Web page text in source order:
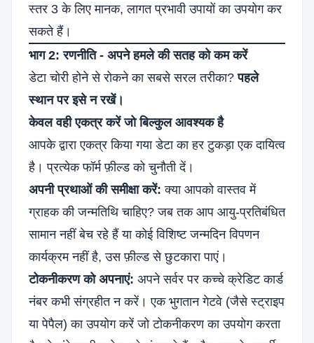
स्तर 3 के लिए मानक, लागत प्रभावी उपायों का उपयोग कर
सकते हैं।
भाग 2: रणनीति - अपने हमले की सतह को कम करें
डेटा चोरी होने से रोकने का सबसे सरल तरीका?पहले
स्थान पर इसे न रखें।
केवल वही एकत्र करें जो बिल्कुल आवश्यक है
आपके द्वारा एकत्र किया गया डेटा का हर टुकड़ा एक दायित्व
है। प्रत्येक फॉर्म फ़ील्ड को चुनौती दें।
अपनी प्रथाओं की समीक्षा करें: क्या आपको वास्तव में
ग्राहक की जन्मतिथि चाहिए? जब तक आप आयु-प्रतिबंधित
सामान नहीं बेच रहे हैं या कोई विशिष्ट जन्मदिन विपणन
कार्यक्रम नहीं है, उस फ़ील्ड से छुटकारा पाएं।
टोकनीकरण को अपनाएं: अपने सर्वर पर कच्चे क्रेडिट कार्ड
नंबर कभी संग्रहीत न करें। एक भुगतान गेटवे (जैसे स्ट्राइप
या पेपैल) का उपयोग करें जो टोकनीकरण का उपयोग करता